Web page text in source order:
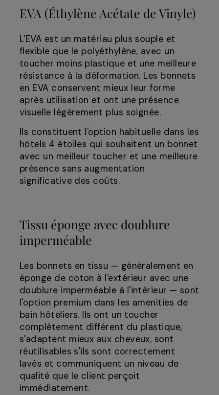
EVA (Éthylène Acétate de Vinyle)
L'EVA est un matériau plus souple et
flexible que le polyéthylène, avec un
toucher moins plastique et une meilleure
résistance à la déformation. Les bonnets
en EVA conservent mieux leur forme
après utilisation et ont une présence
visuelle légèrement plus soignée.
Ils constituent l'option habituelle dans les
hôtels 4 étoiles qui souhaitent un bonnet
avec un meilleur toucher et une meilleure
présence sans augmentation
significative des coûts.
Tissu éponge avec doublure
imperméable
Les bonnets en tissu — généralement en
éponge de coton à l'extérieur avec une
doublure imperméable à l'intérieur — sont
l'option premium dans les amenities de
bain hôteliers. Ils ont un toucher
complètement différent du plastique,
s'adaptent mieux aux cheveux, sont
réutilisables s'ils sont correctement
lavés et communiquent un niveau de
qualité que le client perçoit
immédiatement.